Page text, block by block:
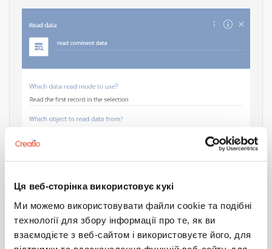
Ця веб-сторінка використовує кукі
Ми можемо використовувати файли cookie та подібні
технології для збору інформації про те, як ви
взаємодієте з веб-сайтом і використовуєте його, для